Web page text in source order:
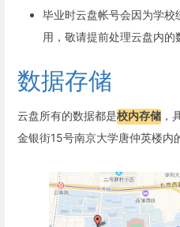
毕业时云盘帐号会因为学
用，敬请提前处理云盘内的
数据存储
云盘所有的数据都是校内存储 ，
金银街15号南京大学唐仲英楼内